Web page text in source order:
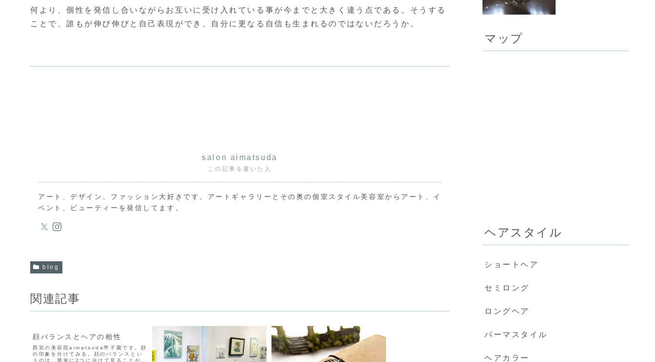
何より、個性を発信し合いながらお互いに受け入れている事が今までと大きく違う点である。そうする
ことで、誰もが伸び伸びと自己表現ができ、自分に更なる自信も生まれるのではないだろうか。
salon aimatsuda
この記事を書いた人
アート、デザイン、ファッション大好きです。アートギャラリーとその奥の個室スタイル美容室からアート、イ
ベント、ビューティーを発信してます。
blog
関連記事
顔バランスとヘアの相性
西宮の美容院aimatsuda甲子園です。顔
の印象を分けてみる。顔のバランスとい
うのは、簡単に2つに分けて見ることがで
マップ
ヘアスタイル
ショートヘア
セミロング
ロングヘア
パーマスタイル
ヘアカラー